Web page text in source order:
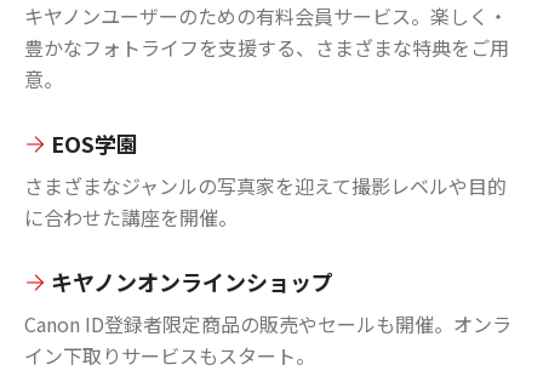
キヤノンユーザーのための有料会員サービス。楽しく・
豊かなフォトライフを支援する、さまざまな特典をご用
意。
EOS学園
さまざまなジャンルの写真家を迎えて撮影レベルや目的
に合わせた講座を開催。
キヤノンオンラインショップ
Canon ID登録者限定商品の販売やセールも開催。オンラ
イン下取りサービスもスタート。